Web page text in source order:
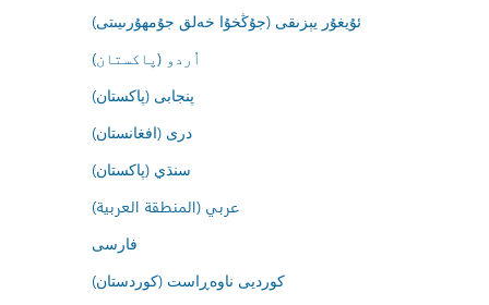
ئۇيغۇر يېزىقى (جۇڭخۇا خەلق جۇمھۇرىيىتى)
اُردو (پاکستان)
پنجابی (پاکستان)
درى (افغانستان)
سنڌي (پاکستان)
عربي (المنطقة العربية)
فارسى
کوردیی ناوەڕاست (کوردستان)